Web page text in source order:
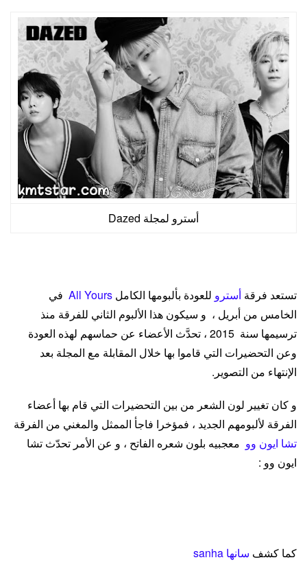
أسترو لمجلة Dazed
تستعد فرقة أسترو للعودة بألبومها الكامل All Yours في
الخامس من أبريل ، و سيكون هذا الألبوم الثاني للفرقة منذ
ترسيمها سنة 2015 ، تحدَّث الأعضاء عن حماسهم لهذه العودة
وعن التحضيرات التي قاموا بها خلال المقابلة مع المجلة بعد
الإنتهاء من التصوير.
و كان تغيير لون الشعر من بين التحضيرات التي قام بها أعضاء
الفرقة لألبومهم الجديد ، فمؤخرا فاجأ الممثل والمغني من الفرقة
تشا ايون وو معجبيه بلون شعره الفاتح ، و عن الأمر تحدّث تشا
ايون وو :
كما كشف سانها sanha